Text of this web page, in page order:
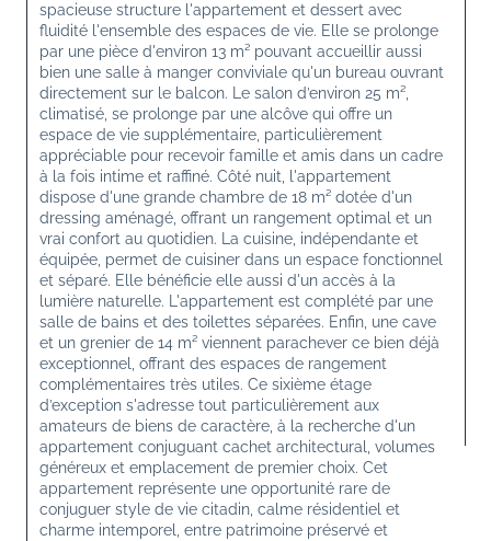
spacieuse structure l'appartement et dessert avec
fluidité l'ensemble des espaces de vie. Elle se prolonge
par une pièce d'environ 13 m² pouvant accueillir aussi
bien une salle à manger conviviale qu'un bureau ouvrant
directement sur le balcon. Le salon d’environ 25 m²,
climatisé, se prolonge par une alcôve qui offre un
espace de vie supplémentaire, particulièrement
appréciable pour recevoir famille et amis dans un cadre
à la fois intime et raffiné. Côté nuit, l'appartement
dispose d'une grande chambre de 18 m² dotée d'un
dressing aménagé, offrant un rangement optimal et un
vrai confort au quotidien. La cuisine, indépendante et
équipée, permet de cuisiner dans un espace fonctionnel
et séparé. Elle bénéficie elle aussi d'un accès à la
lumière naturelle. L'appartement est complété par une
salle de bains et des toilettes séparées. Enfin, une cave
et un grenier de 14 m² viennent parachever ce bien déjà
exceptionnel, offrant des espaces de rangement
complémentaires très utiles. Ce sixième étage
d’exception s'adresse tout particulièrement aux
amateurs de biens de caractère, à la recherche d'un
appartement conjuguant cachet architectural, volumes
généreux et emplacement de premier choix. Cet
appartement représente une opportunité rare de
conjuguer style de vie citadin, calme résidentiel et
charme intemporel, entre patrimoine préservé et